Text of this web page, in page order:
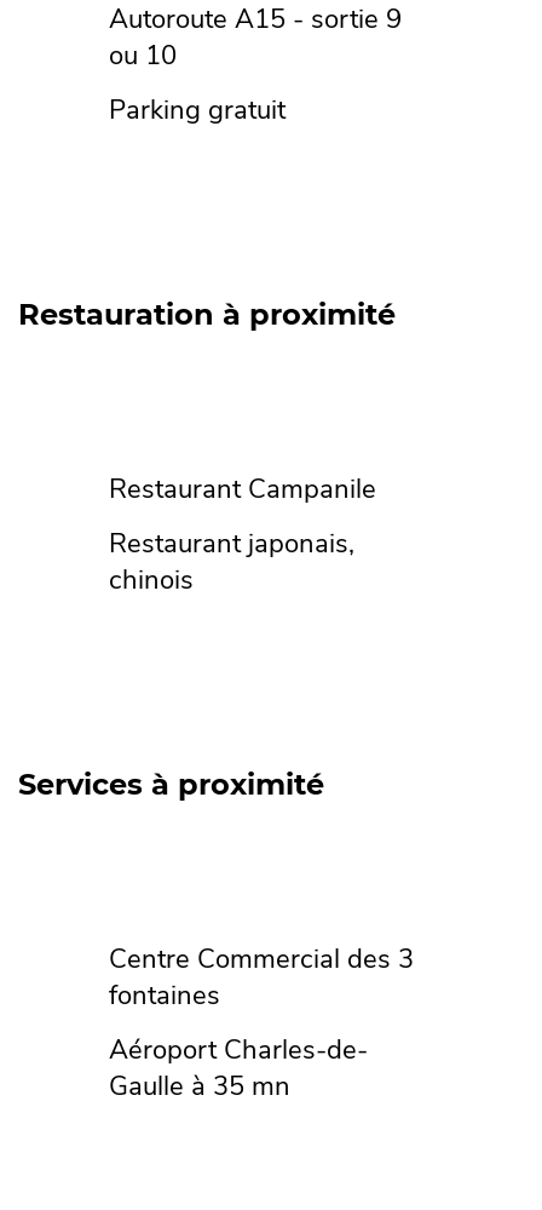
Autoroute A15 - sortie 9
ou 10
Parking gratuit
Restauration à proximité
Restaurant Campanile
Restaurant japonais,
chinois
Services à proximité
Centre Commercial des 3
fontaines
Aéroport Charles-de-
Gaulle à 35 mn